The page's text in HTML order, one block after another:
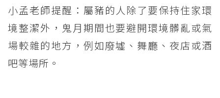
小孟老師提醒：屬豬的人除了要保持住家環
境整潔外，鬼月期間也要避開環境髒亂或氣
場較雜的地方，例如廢墟、舞廳、夜店或酒
吧等場所。